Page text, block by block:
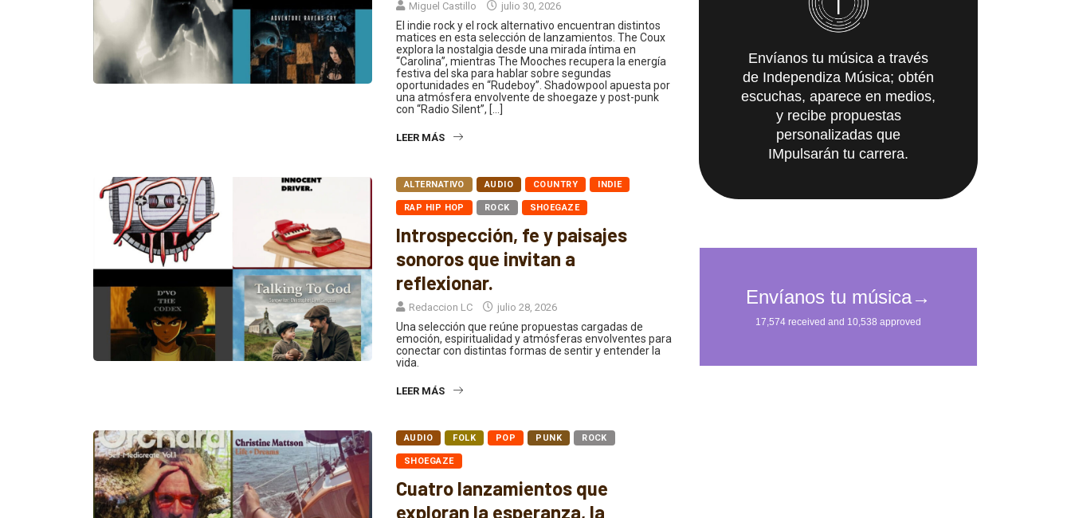
Miguel Castillo julio 30, 2026
El indie rock y el rock alternativo encuentran distintos
matices en esta selección de lanzamientos. The Coux
explora la nostalgia desde una mirada íntima en
“Carolina”, mientras The Mooches recupera la energía
festiva del ska para hablar sobre segundas
oportunidades en “Rudeboy”. Shadowpool apuesta por
una atmósfera envolvente de shoegaze y post-punk
con “Radio Silent”, […]
LEER MÁS
ALTERNATIVO AUDIO COUNTRY INDIE
RAP HIP HOP ROCK SHOEGAZE
Introspección, fe y paisajes
sonoros que invitan a
reflexionar.
Redaccion LC julio 28, 2026
Una selección que reúne propuestas cargadas de
emoción, espiritualidad y atmósferas envolventes para
conectar con distintas formas de sentir y entender la
vida.
LEER MÁS
AUDIO FOLK POP PUNK ROCK
SHOEGAZE
Cuatro lanzamientos que
Envíanos tu música a través
de Independiza Música; obtén
escuchas, aparece en medios,
y recibe propuestas
personalizadas que
IMpulsarán tu carrera.